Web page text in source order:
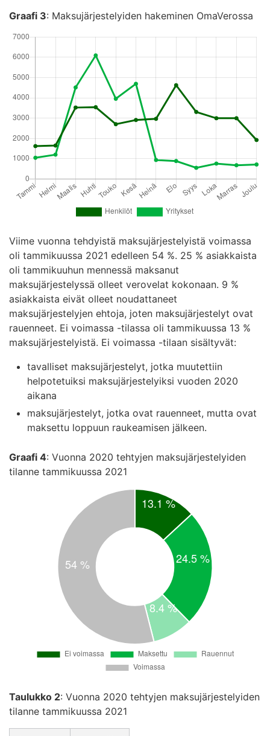
Graafi 3: Maksujärjestelyiden hakeminen OmaVerossa
Viime vuonna tehdyistä maksujärjestelyistä voimassa
oli tammikuussa 2021 edelleen 54 %. 25 % asiakkaista
oli tammikuuhun mennessä maksanut
maksujärjestelyssä olleet verovelat kokonaan. 9 %
asiakkaista eivät olleet noudattaneet
maksujärjestelyjen ehtoja, joten maksujärjestelyt ovat
rauenneet. Ei voimassa -tilassa oli tammikuussa 13 %
maksujärjestelyistä. Ei voimassa -tilaan sisältyvät:
tavalliset maksujärjestelyt, jotka muutettiin
helpotetuiksi maksujärjestelyiksi vuoden 2020
aikana
maksujärjestelyt, jotka ovat rauenneet, mutta ovat
maksettu loppuun raukeamisen jälkeen.
Graafi 4: Vuonna 2020 tehtyjen maksujärjestelyiden
tilanne tammikuussa 2021
Taulukko 2: Vuonna 2020 tehtyjen maksujärjestelyiden
tilanne tammikuussa 2021